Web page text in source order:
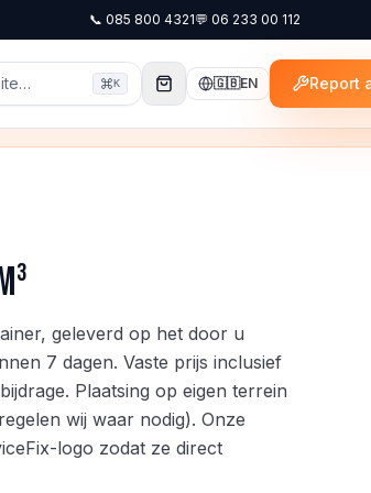
📞 085 800 4321💬 06 233 00 112
K 🇬🇧EN Report
geleverd op het door u
7 dagen. Vaste prijs inclusief
Plaatsing op eigen terrein
wij waar nodig). Onze
logo zodat ze direct